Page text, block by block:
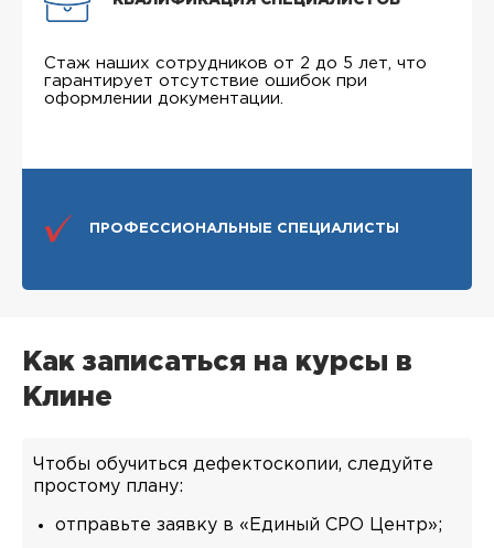
Стаж наших сотрудников от 2 до 5 лет, что
гарантирует отсутствие ошибок при
оформлении документации.
ПРОФЕССИОНАЛЬНЫЕ СПЕЦИАЛИСТЫ
Как записаться на курсы в
Клине
Чтобы обучиться дефектоскопии, следуйте
простому плану:
отправьте заявку в «Единый СРО Центр»;